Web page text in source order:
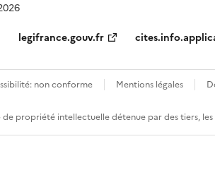
legifrance.gouv.fr
non conforme Mentions légales
propriété intellectuelle détenue par des tiers,